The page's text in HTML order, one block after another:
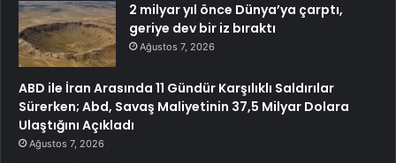
2 milyar yıl önce Dünya’ya çarptı,
geriye dev bir iz bıraktı
Ağustos 7, 2026
ABD ile İran Arasında 11 Gündür Karşılıklı Saldırılar
Sürerken; Abd, Savaş Maliyetinin 37,5 Milyar Dolara
Ulaştığını Açıkladı
Ağustos 7, 2026